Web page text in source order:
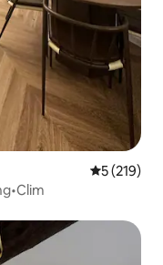
Évaluation
5 (219)